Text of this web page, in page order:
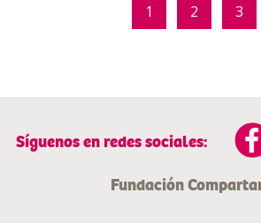
1 2 3
Síguenos en redes sociales:
Fundación